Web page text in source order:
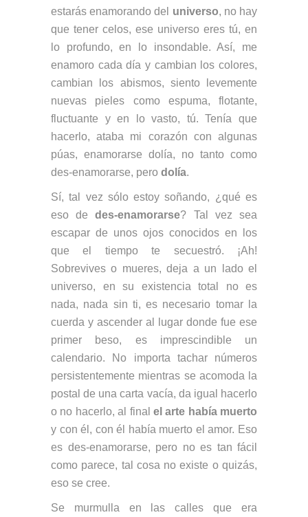
estarás enamorando del universo, no hay
que tener celos, ese universo eres tú, en
lo profundo, en lo insondable. Así, me
enamoro cada día y cambian los colores,
cambian los abismos, siento levemente
nuevas pieles como espuma, flotante,
fluctuante y en lo vasto, tú. Tenía que
hacerlo, ataba mi corazón con algunas
púas, enamorarse dolía, no tanto como
des-enamorarse, pero dolía.
Sí, tal vez sólo estoy soñando, ¿qué es
eso dedes-enamorarse? Tal vez sea
escapar de unos ojos conocidos en los
que el tiempo te secuestró. ¡Ah!
Sobrevives o mueres, deja a un lado el
universo, en su existencia total no es
nada, nada sin ti, es necesario tomar la
cuerda y ascender al lugar donde fue ese
primer beso, es imprescindible un
calendario. No importa tachar números
persistentemente mientras se acomoda la
postal de una carta vacía, da igual hacerlo
o no hacerlo, al final el arte había muerto
y con él, con él había muerto el amor. Eso
es des-enamorarse, pero no es tan fácil
como parece, tal cosa no existe o quizás,
eso se cree.
Se murmulla en las calles que era